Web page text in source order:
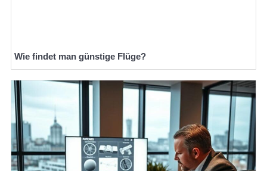
Wie findet man günstige Flüge?